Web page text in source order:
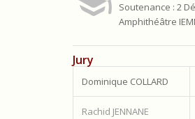
Soutenance : 2
Amphithéâtre
Jury
Dominique COLLARD
Rachid JENNANE